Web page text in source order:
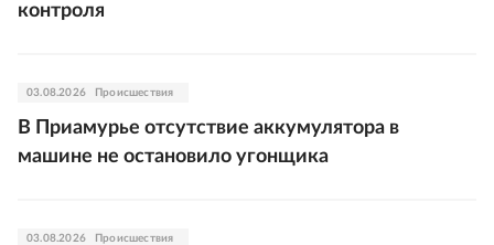
контроля
03.08.2026 Происшествия
В Приамурье отсутствие аккумулятора в
машине не остановило угонщика
03.08.2026 Происшествия